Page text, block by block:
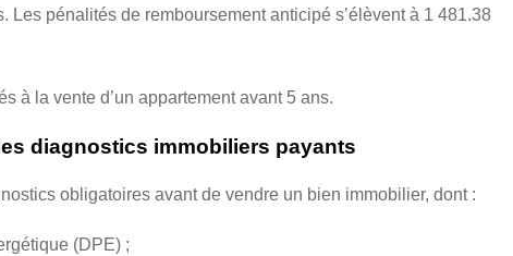
Les pénalités de remboursement anticipé s’élèvent à 1 481.38
à la vente d’un appartement avant 5 ans.
diagnostics immobiliers payants
obligatoires avant de vendre un bien immobilier, dont :
(DPE) ;